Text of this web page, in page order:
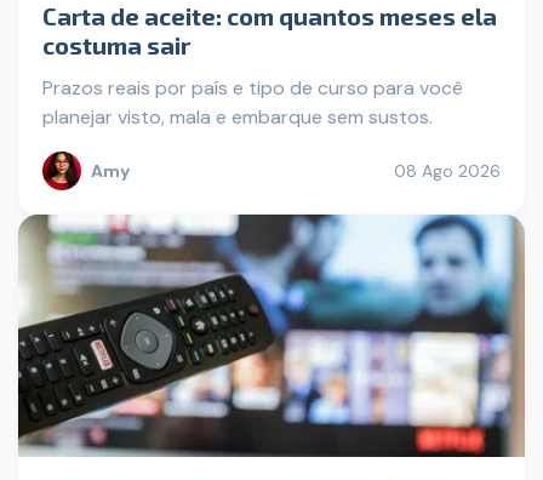
Carta de aceite: com quantos meses ela
costuma sair
Prazos reais por país e tipo de curso para você
planejar visto, mala e embarque sem sustos.
Amy 08 Ago 2026